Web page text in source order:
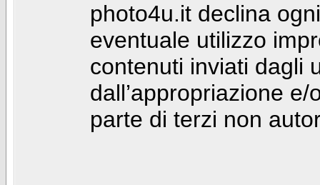
photo4u.it declina
eventuale utilizzo
contenuti inviati dagli
dall’appropriazione
parte di terzi non